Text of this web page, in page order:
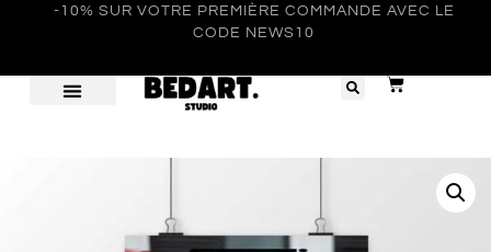
-10% SUR VOTRE PREMIÈRE COMMANDE AVEC LE
CODE NEWS10